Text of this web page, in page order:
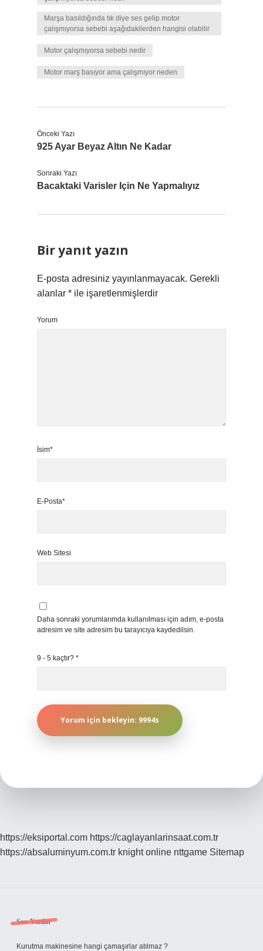
Marşa basıldığında tık diye ses gelip motor
çalışmıyorsa sebebi aşağıdakilerden hangisi olabilir
Motor çalışmıyorsa sebebi nedir
Motor marş basıyor ama çalışmıyor neden
Önceki Yazı
925 Ayar Beyaz Altın Ne Kadar
Sonraki Yazı
Bacaktaki Varisler Için Ne Yapmalıyız
Bir yanıt yazın
E-posta adresiniz yayınlanmayacak. Gerekli
alanlar * ile işaretlenmişlerdir
Yorum
İsim*
E-Posta*
Web Sitesi
Daha sonraki yorumlarımda kullanılması için adım, e-posta
adresim ve site adresim bu tarayıcıya kaydedilsin.
9 - 5 kaçtır? *
https://eksiportal.com https://caglayanlarinsaat.com.tr
https://absaluminyum.com.tr knight online nttgame Sitemap
Sidebar
Son Yazılar
Kurutma makinesine hangi çamaşırlar atılmaz ?